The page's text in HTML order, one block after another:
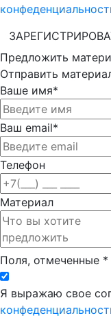
Предложить
Отправить
Ваше имя*
Ваш email*
Телефон
Материал
Поля, отмеченные *
Я выражаю свое